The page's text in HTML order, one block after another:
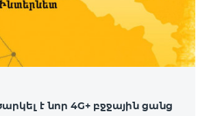
է նոր 4G+ բջջային ցանց